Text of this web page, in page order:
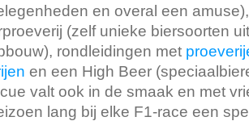
en overal een amuse),
(zelf unieke biersoorten
rondleidingen met
en een High Beer
valt ook in de smaak en met
lang bij elke F1-race een